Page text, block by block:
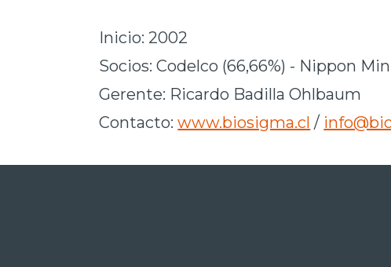
Inicio: 2002
Socios: Codelco (66,66%) - Nippon
Gerente: Ricardo Badilla Ohlbaum
Contacto:www.biosigma.cl /